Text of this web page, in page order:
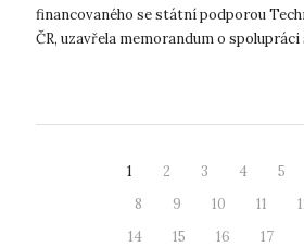
financovaného se státní podporou
ČR, uzavřela memorandum o
1 2 3 4 5
8
9 10 11
14
15 16 17